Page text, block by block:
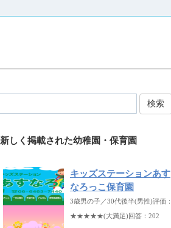
検索
新しく掲載された幼稚園・保育園
キッズステーションあす
なろっこ保育園
3歳男の子／30代後半(男性)評価：
★★★★★(大満足)回答：202